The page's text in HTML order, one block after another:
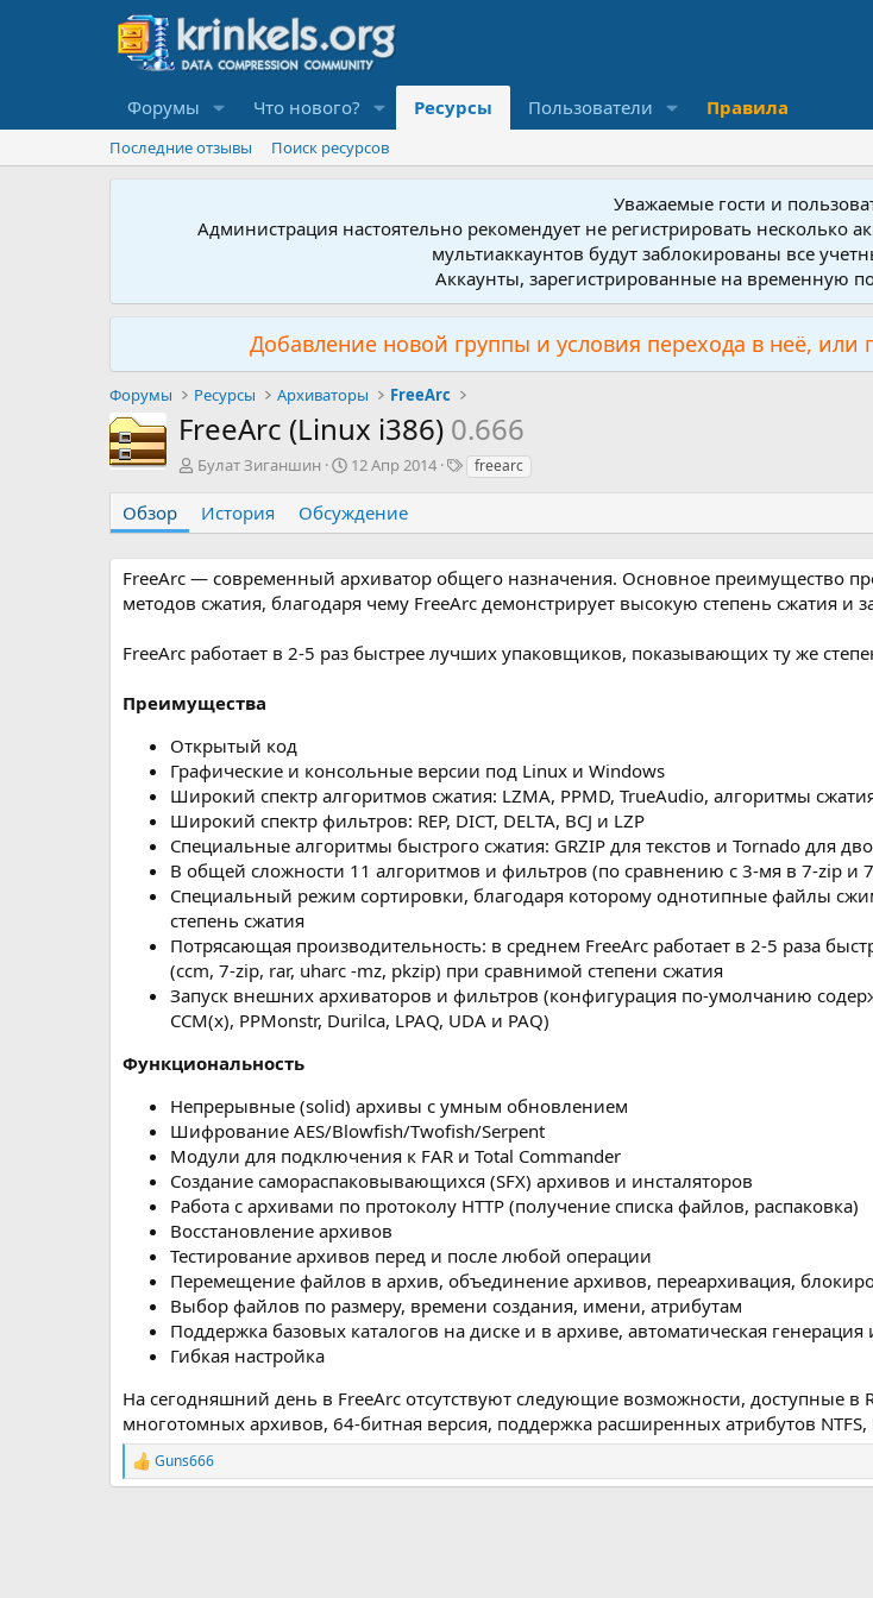
Форумы Что нового? Ресурсы Пользователи Правила
Последние отзывы Поиск ресурсов
Уважаемые гости и
Администрация настоятельно рекомендует не регистрировать несколько
мультиаккаунтов будут заблокированы все
Аккаунты, зарегистрированные на временную
Добавление новой группы и условия перехода в неё, или
Форумы Ресурсы Архиваторы FreeArc
FreeArc (Linux i386) 0.666
А
т
о
Булат Зиганшин
Д
т
а
о
з
д
н
12 Апр 2014
Т
и
freearc
Обзор История Обсуждение
FreeArc — современный архиватор общего назначения. Основное преимущество
методов сжатия, благодаря чему FreeArc демонстрирует высокую степень сжатия и
FreeArc работает в 2-5 раз быстрее лучших упаковщиков, показывающих ту же
Преимущества
Открытый код
Графические и консольные версии под Linux и Windows
Широкий спектр алгоритмов сжатия: LZMA, PPMD, TrueAudio, алгоритмы
Широкий спектр фильтров: REP, DICT, DELTA, BCJ и LZP
Специальные алгоритмы быстрого сжатия: GRZIP для текстов и Tornado для
В общей сложности 11 алгоритмов и фильтров (по сравнению с 3-мя в 7-zip и
Специальный режим сортировки, благодаря которому однотипные файлы
степень сжатия
Потрясающая производительность: в среднем FreeArc работает в 2-5 раза
(ccm, 7-zip, rar, uharc -mz, pkzip) при сравнимой степени сжатия
Запуск внешних архиваторов и фильтров (конфигурация по-умолчанию
CCM(x), PPMonstr, Durilca, LPAQ, UDA и PAQ)
Функциональность
Непрерывные (solid) архивы с умным обновлением
Шифрование AES/Blowfish/Twofish/Serpent
Модули для подключения к FAR и Total Commander
Создание самораспаковывающихся (SFX) архивов и инсталяторов
Работа с архивами по протоколу HTTP (получение списка файлов, распаковка)
Восстановление архивов
Тестирование архивов перед и после любой операции
Перемещение файлов в архив, объединение архивов, переархивация,
Выбор файлов по размеру, времени создания, имени, атрибутам
Поддержка базовых каталогов на диске и в архиве, автоматическая
Гибкая настройка
На сегодняшний день в FreeArc отсутствуют следующие возможности, доступные в
многотомных архивов, 64-битная версия, поддержка расширенных атрибутов NTFS,
Р
е
Guns666